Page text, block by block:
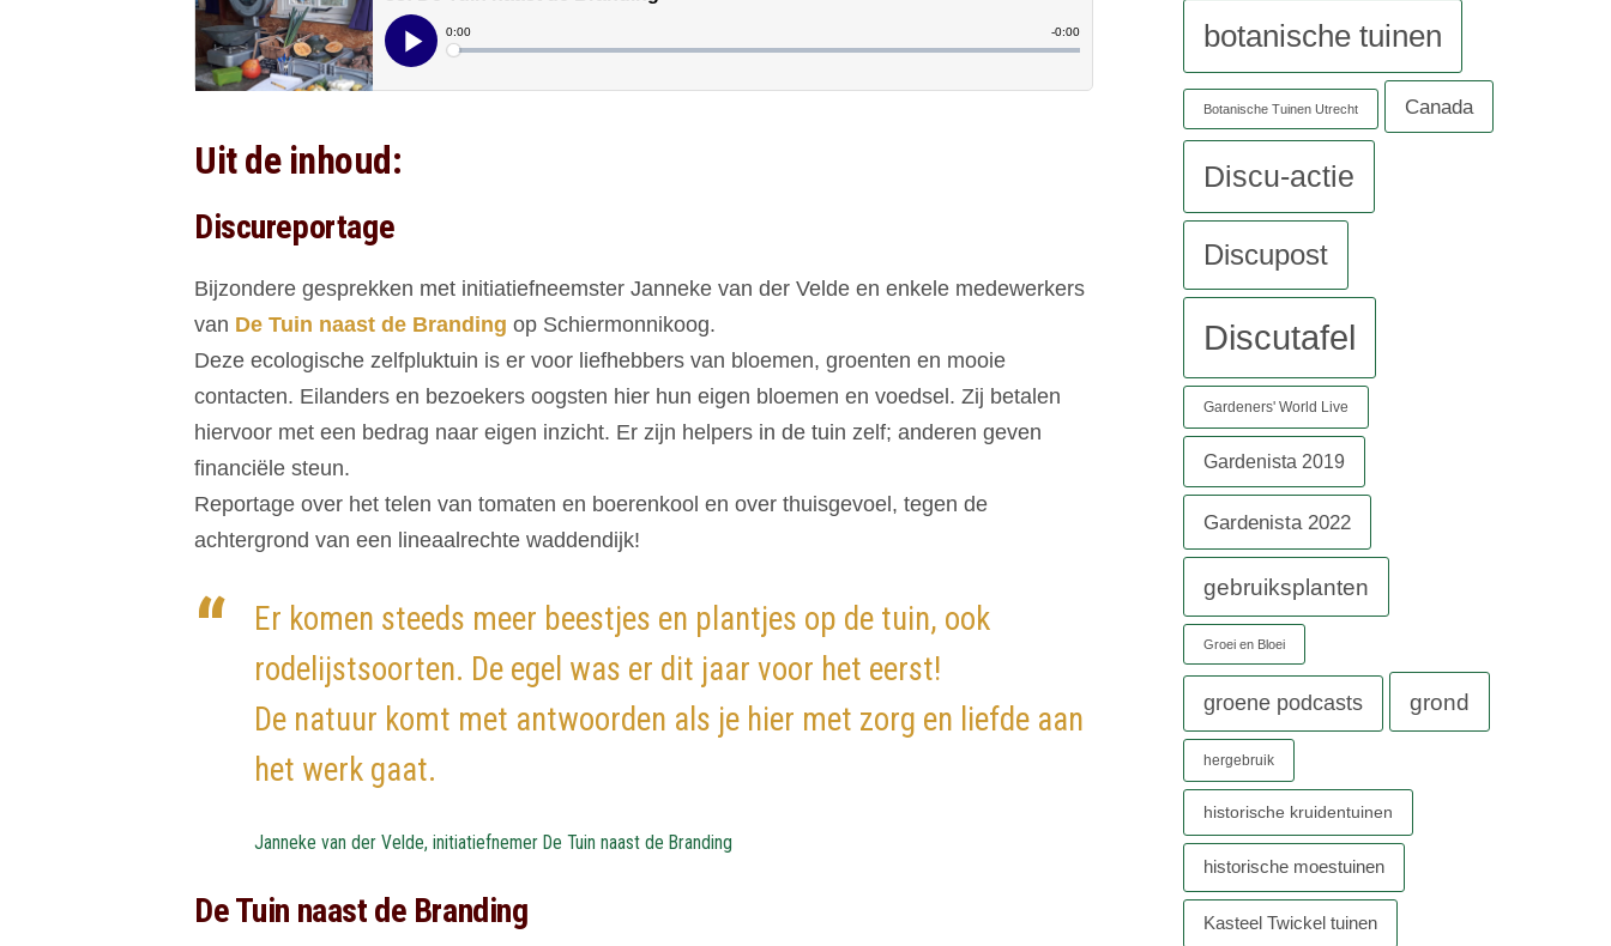
Uit de inhoud:
Discureportage
Bijzondere gesprekken met initiatiefneemster Janneke van der Velde en enkele medewerkers
van De Tuin naast de Branding op Schiermonnikoog.
Deze ecologische zelfpluktuin is er voor liefhebbers van bloemen, groenten en mooie
contacten. Eilanders en bezoekers oogsten hier hun eigen bloemen en voedsel. Zij betalen
hiervoor met een bedrag naar eigen inzicht. Er zijn helpers in de tuin zelf; anderen geven
financiële steun.
Reportage over het telen van tomaten en boerenkool en over thuisgevoel, tegen de
achtergrond van een lineaalrechte waddendijk!
Er komen steeds meer beestjes en plantjes op de tuin, ook
rodelijstsoorten. De egel was er dit jaar voor het eerst!
De natuur komt met antwoorden als je hier met zorg en liefde aan
het werk gaat.
Janneke van der Velde, initiatiefnemer De Tuin naast de Branding
De Tuin naast de Branding
botanische tuinen
Botanische Tuinen Utrecht Canada
Discu-actie
Discupost
Discutafel
Gardeners' World Live
Gardenista 2019
Gardenista 2022
gebruiksplanten
Groei en Bloei
groene podcasts grond
hergebruik
historische kruidentuinen
historische moestuinen
Kasteel Twickel tuinen